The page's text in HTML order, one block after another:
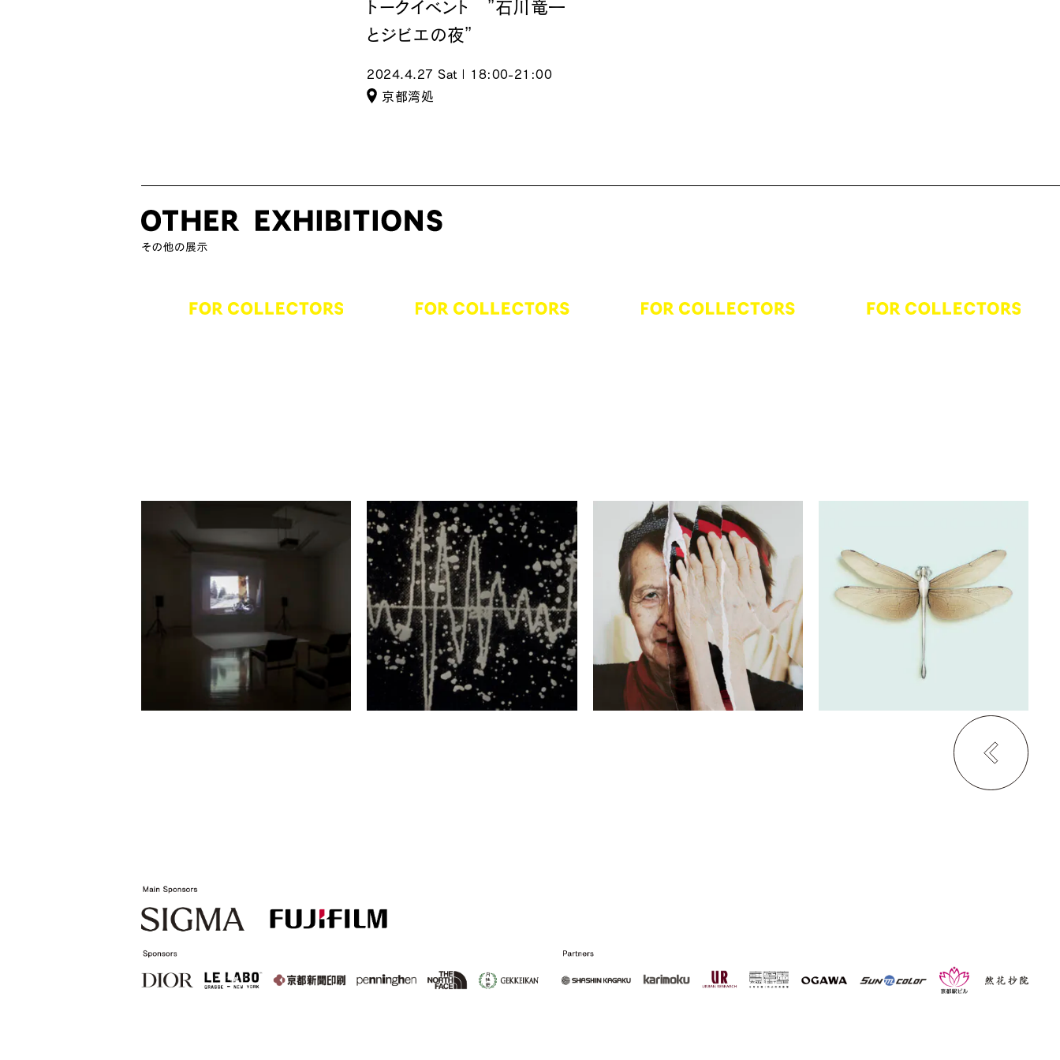
トークイベント ”石川竜一
とジビエの夜”
2024.4.27 Sat | 18:00-21:00
京都湾処
澤田華、谷平博
showcase#12 "現実の⾏
⽅" curated by minoru
shimizu
小池貴之、髙橋こうた、西村
祐馬
事象
NOW & THEN 京都
田口るり子
OPEN YOUR EYES
ギャラリーガラージュ
Post Natural History -
Archeology of the future
ザ・サウザンド京都